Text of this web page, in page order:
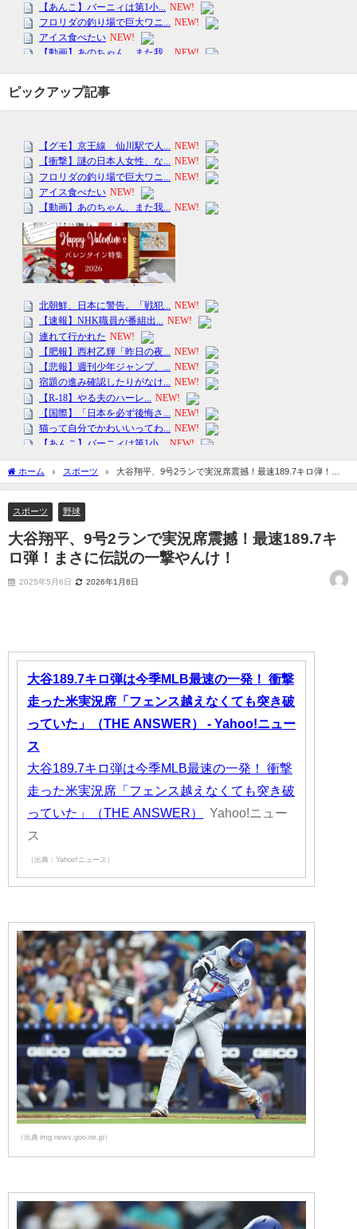
ピックアップ記事
ホーム スポーツ
大谷翔平、9号2ランで実況席震撼！最速189.7キロ弾！ま
さに伝説の一撃やんけ！
スポーツ 野球
大谷翔平、9号2ランで実況席震撼！最速189.7キ
ロ弾！まさに伝説の一撃やんけ！
2025年5月6日 2026年1月8日
大谷189.7キロ弾は今季MLB最速の一発！ 衝撃
走った米実況席「フェンス越えなくても突き破
っていた」（THE ANSWER） - Yahoo!ニュー
ス
大谷189.7キロ弾は今季MLB最速の一発！ 衝撃
走った米実況席「フェンス越えなくても突き破
っていた」（THE ANSWER）
Yahoo!ニュー
ス
（出典：Yahoo!ニュース）
（出典 img.news.goo.ne.jp）